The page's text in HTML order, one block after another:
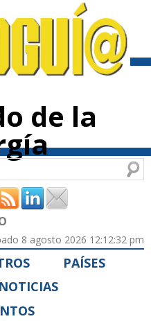
de la
8 agosto 2026 12:12:32 pm
PAÍSES
NOTICIAS